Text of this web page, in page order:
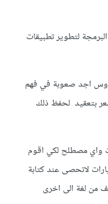
لتطوير تطبيقات
اجد صعوبة في فهم
بتعقيد لحفظ ذلك
واي مصطلح لكي اقوم
لاتحصى عند كتابة
من لغة الى اخرى